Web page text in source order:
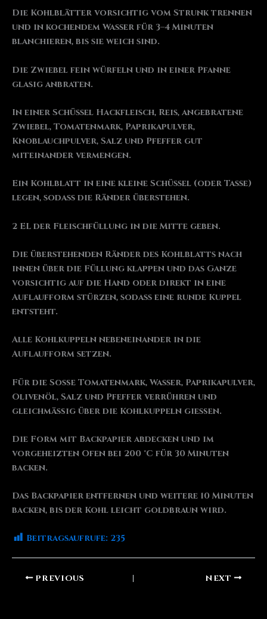
Die Kohlblätter vorsichtig vom Strunk trennen
und in kochendem Wasser für 3–4 Minuten
blanchieren, bis sie weich sind.
Die Zwiebel fein würfeln und in einer Pfanne
glasig anbraten.
In einer Schüssel Hackfleisch, Reis, angebratene
Zwiebel, Tomatenmark, Paprikapulver,
Knoblauchpulver, Salz und Pfeffer gut
miteinander vermengen.
Ein Kohlblatt in eine kleine Schüssel (oder Tasse)
legen, sodass die Ränder überstehen.
2 EL der Fleischfüllung in die Mitte geben.
Die überstehenden Ränder des Kohlblatts nach
innen über die Füllung klappen und das Ganze
vorsichtig auf die Hand oder direkt in eine
Auflaufform stürzen, sodass eine runde Kuppel
entsteht.
Alle Kohlkuppeln nebeneinander in die
Auflaufform setzen.
Für die Soße Tomatenmark, Wasser, Paprikapulver,
Olivenöl, Salz und Pfeffer verrühren und
gleichmäßig über die Kohlkuppeln gießen.
Die Form mit Backpapier abdecken und im
vorgeheizten Ofen bei 200 °C für 30 Minuten
backen.
Das Backpapier entfernen und weitere 10 Minuten
backen, bis der Kohl leicht goldbraun wird.
Beitragsaufrufe: 235
PREVIOUS NEXT